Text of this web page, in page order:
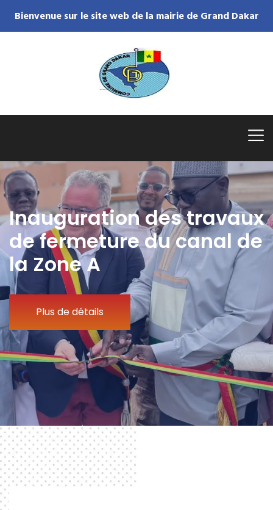
Bienvenue sur le site web de la mairie de Grand Dakar
Inauguration des travaux
de fermeture du canal de
la Zone A
Plus de détails